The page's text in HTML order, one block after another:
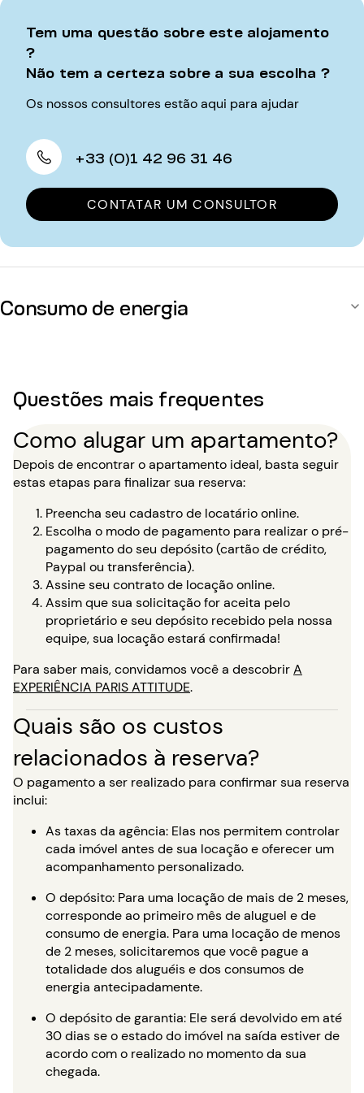
Tem uma questão sobre este alojamento
?
Não tem a certeza sobre a sua escolha ?
Os nossos consultores estão aqui para ajudar
+33 (0)1 42 96 31 46
CONTATAR UM CONSULTOR
Consumo de energia
Questões mais frequentes
Como alugar um apartamento?
Depois de encontrar o apartamento ideal, basta seguir
estas etapas para finalizar sua reserva:
Preencha seu cadastro de locatário online.
Escolha o modo de pagamento para realizar o pré-
pagamento do seu depósito (cartão de crédito,
Paypal ou transferência).
Assine seu contrato de locação online.
Assim que sua solicitação for aceita pelo
proprietário e seu depósito recebido pela nossa
equipe, sua locação estará confirmada!
Para saber mais, convidamos você a descobrirA
EXPERIÊNCIA PARIS ATTITUDE.
Quais são os custos
relacionados à reserva?
O pagamento a ser realizado para confirmar sua reserva
inclui:
As taxas da agência: Elas nos permitem controlar
cada imóvel antes de sua locação e oferecer um
acompanhamento personalizado.
O depósito: Para uma locação de mais de 2 meses,
corresponde ao primeiro mês de aluguel e de
consumo de energia. Para uma locação de menos
de 2 meses, solicitaremos que você pague a
totalidade dos aluguéis e dos consumos de
energia antecipadamente.
O depósito de garantia: Ele será devolvido em até
30 dias se o estado do imóvel na saída estiver de
acordo com o realizado no momento da sua
chegada.